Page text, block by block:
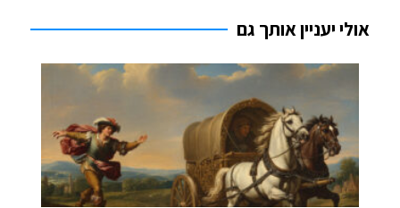
אולי יעניין אותך גם